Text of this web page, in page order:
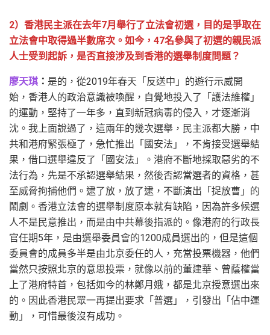
2）香港民主派在去年7月舉行了立法會初選，目的是爭取在
立法會中取得過半數席次。如今，47名參與了初選的親民派
人士受到起訴，是否直接涉及到香港的選舉制度問題？
廖天琪 ： 是的，從2019年春天「反送中」的遊行示威開
始，香港人的政治意識被喚醒，自覺地投入了「護法維權」
的運動，堅持了一年多，直到新冠病毒的侵入，才逐漸消
沈。我上面說過了，這兩年的幾次選舉，民主派都大勝，中
共和港府緊張極了，急忙推出「國安法」，不肯接受選舉結
果，借口選舉違反了「國安法」。港府不斷地採取惡劣的不
法行為，先是不承認選舉結果，然後否認當選者的資格，甚
至威脅拘捕他們。逮了放，放了逮，不斷演出「捉放曹」的
鬧劇。香港立法會的選舉制度原本就有缺陷，因為許多候選
人不是民意推出，而是由中共幕後指派的。像港府的行政長
官任期5年，是由選舉委員會的1200成員選出的，但是這個
委員會的成員多半是由北京委任的人，充當投票機器，他們
當然只按照北京的意思投票，就像以前的董建華、曾蔭權當
上了港府特首，包括如今的林鄭月娥，都是北京授意選出來
的。因此香港民眾一再提出要求「普選」，引發出「佔中運
動」，可惜最後沒有成功。